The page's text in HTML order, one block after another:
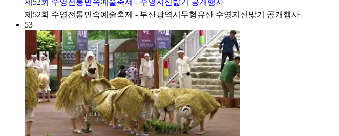
제52회 수영전통민속예술축제 - 수영지신밟기 공개행사
​제52회 수영전통민속예술축제 - 부산광역시무형유산 수영지신밟기 공개행사
53